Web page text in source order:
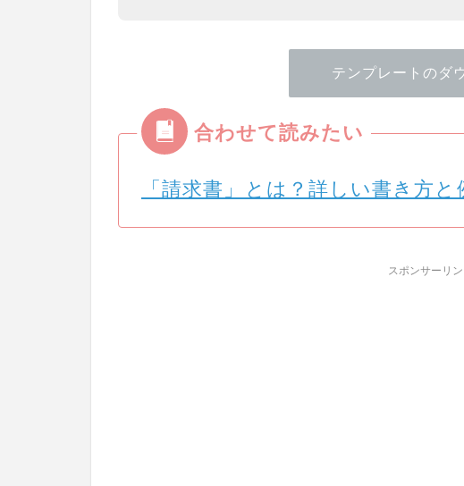
テンプレートのダ
「請求書」とは？詳しい書き方と
スポンサーリン